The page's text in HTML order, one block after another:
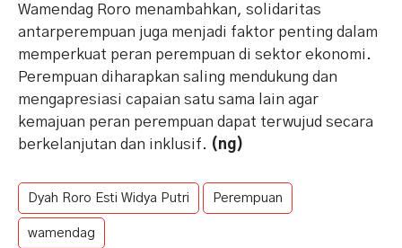
Wamendag Roro menambahkan, solidaritas
antarperempuan juga menjadi faktor penting dalam
memperkuat peran perempuan di sektor ekonomi.
Perempuan diharapkan saling mendukung dan
mengapresiasi capaian satu sama lain agar
kemajuan peran perempuan dapat terwujud secara
berkelanjutan dan inklusif. (ng)
Dyah Roro Esti Widya Putri Perempuan
wamendag